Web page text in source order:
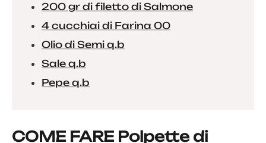
200 gr di filetto di Salmone
4 cucchiai di Farina 00
Olio di Semi q.b
Sale q.b
Pepe q.b
COME FARE Polpette di